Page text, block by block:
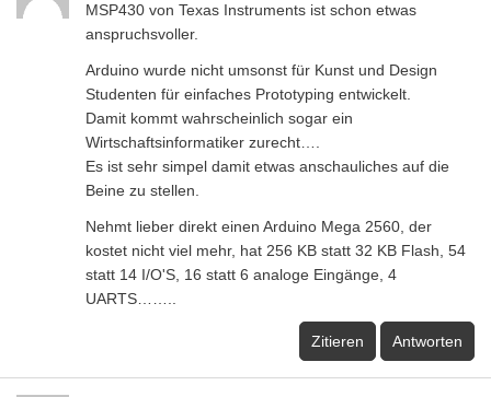
MSP430 von Texas Instruments ist schon etwas
anspruchsvoller.
Arduino wurde nicht umsonst für Kunst und Design
Studenten für einfaches Prototyping entwickelt.
Damit kommt wahrscheinlich sogar ein
Wirtschaftsinformatiker zurecht….
Es ist sehr simpel damit etwas anschauliches auf die
Beine zu stellen.
Nehmt lieber direkt einen Arduino Mega 2560, der
kostet nicht viel mehr, hat 256 KB statt 32 KB Flash, 54
statt 14 I/O'S, 16 statt 6 analoge Eingänge, 4
UARTS……..
Zitieren Antworten